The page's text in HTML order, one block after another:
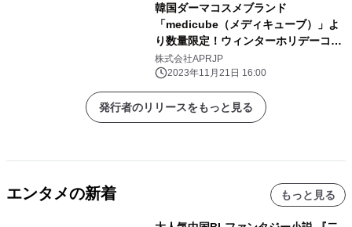
韓国ダーマコスメブランド
「medicube（メディキューブ）」よ
り数量限定！ウィンターホリデーコレ
クション2023販売開始！
株式会社APRJP
2023年11月21日 16:00
発行者のリリースをもっと見る
エンタメの新着 もっと見る